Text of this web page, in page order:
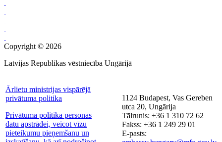
Copyright © 2026
Latvijas Republikas vēstniecība Ungārijā
Ārlietu ministrijas vispārējā
privātuma politika
Privātuma politika personas
datu apstrādei, veicot vīzu
pieteikumu pieņemšanu un
1124 Budapest, Vas Gereben
utca 20, Ungārija
Tālrunis: +36 1 310 72 62
Fakss: +36 1 249 29 01
E-pasts: